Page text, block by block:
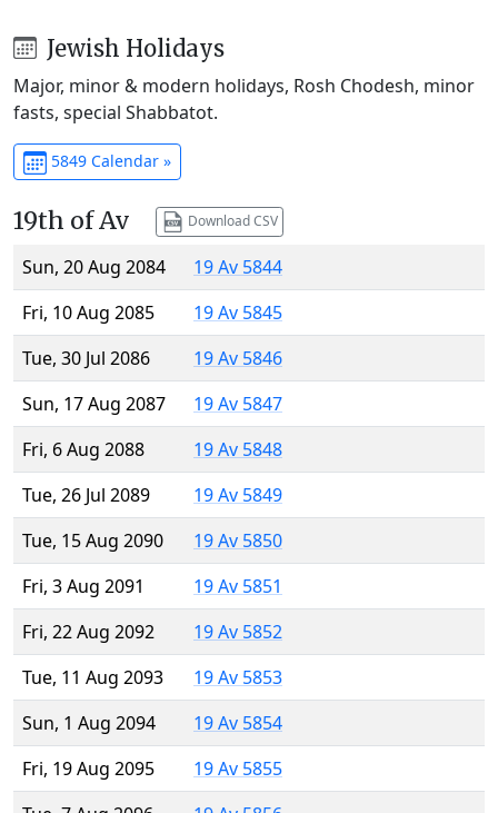
Jewish Holidays
Major, minor & modern holidays, Rosh Chodesh, minor
fasts, special Shabbatot.
5849 Calendar »
19th of Av Download CSV
Sun, 20 Aug 2084
19 Av 5844
Fri, 10 Aug 2085
19 Av 5845
Tue, 30 Jul 2086
19 Av 5846
Sun, 17 Aug 2087
19 Av 5847
Fri, 6 Aug 2088
19 Av 5848
Tue, 26 Jul 2089
19 Av 5849
Tue, 15 Aug 2090
19 Av 5850
Fri, 3 Aug 2091
19 Av 5851
Fri, 22 Aug 2092
19 Av 5852
Tue, 11 Aug 2093
19 Av 5853
Sun, 1 Aug 2094
19 Av 5854
Fri, 19 Aug 2095
19 Av 5855